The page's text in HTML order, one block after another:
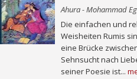
Ahura - Mohammad
Die einfachen und
Weisheiten Rumis
eine Brücke
Sehnsucht nach
seiner Poesie ist...